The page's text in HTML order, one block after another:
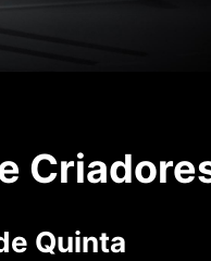
Quinta